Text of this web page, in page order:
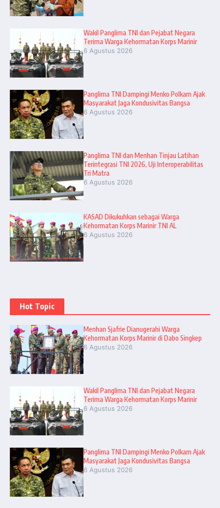
Wakil Panglima TNI dan Pejabat Negara
Terima Warga Kehormatan Korps Marinir
6 Agustus 2026
Panglima TNI Dampingi Menko Polkam Ajak
Masyarakat Jaga Kondusivitas Bangsa
6 Agustus 2026
Panglima TNI dan Menhan Tinjau Latihan
Terintegrasi TNI 2026, Uji Interoperabilitas
Tri Matra
6 Agustus 2026
KASAD Dikukuhkan sebagai Warga
Kehormatan Korps Marinir TNI AL
6 Agustus 2026
Hot Topic
Menhan Sjafrie Dianugerahi Warga
Kehormatan Korps Marinir di Dabo Singkep
6 Agustus 2026
Wakil Panglima TNI dan Pejabat Negara
Terima Warga Kehormatan Korps Marinir
6 Agustus 2026
Panglima TNI Dampingi Menko Polkam Ajak
Masyarakat Jaga Kondusivitas Bangsa
6 Agustus 2026